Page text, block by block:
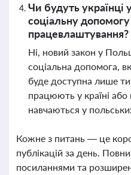
Чи будуть
соціальну
працевлаштування?
Ні, новий закон у
соціальна допомога,
буде доступна лише
працюють у країні або
навчаються у
Кожне з питань — це
публікацій за день.
посиланнями та